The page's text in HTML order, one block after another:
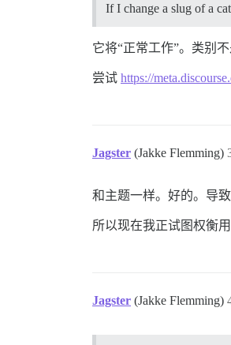
If I change a slug of a
它将“正常工作”。类别
尝试 https://
Jagster (Jakke Flemming)
和主题一样。好的。导
所以现在我正试图权衡
Jagster (Jakke Flemming)